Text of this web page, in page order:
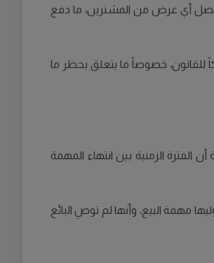
لم يصل أي عرض من المشترين، ما دفع
للقانون، خصوصاً ما يتعلق بحظر ما
أن الفترة الزمنية بين انتهاء المهمة
مهمة البيع، وأنها لم توصِ البائع